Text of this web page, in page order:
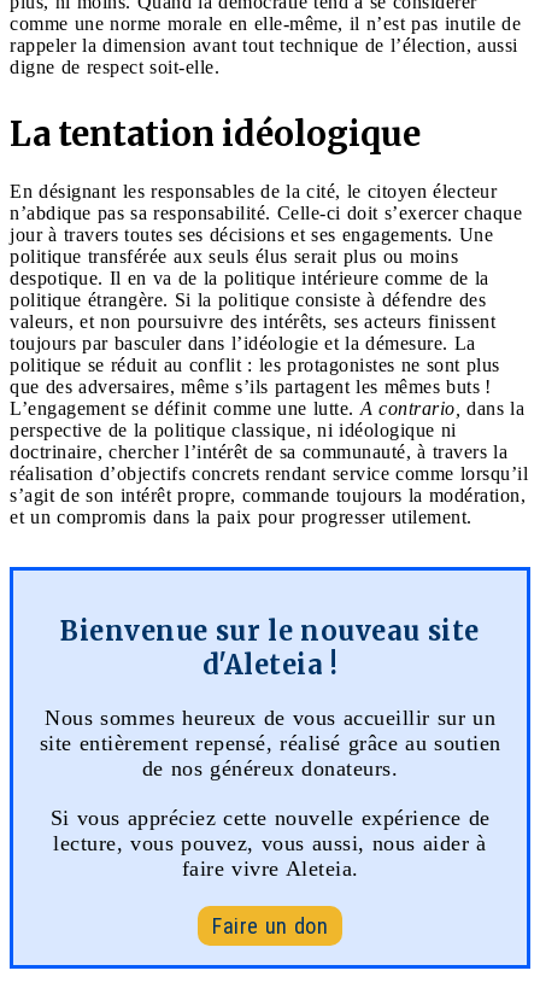
comme une norme morale en elle-même, il n’est pas inutile de
rappeler la dimension avant tout technique de l’élection, aussi
digne de respect soit-elle.
La tentation idéologique
En désignant les responsables de la cité, le citoyen électeur
n’abdique pas sa responsabilité. Celle-ci doit s’exercer chaque
jour à travers toutes ses décisions et ses engagements. Une
politique transférée aux seuls élus serait plus ou moins
despotique. Il en va de la politique intérieure comme de la
politique étrangère. Si la politique consiste à défendre des
valeurs, et non poursuivre des intérêts, ses acteurs finissent
toujours par basculer dans l’idéologie et la démesure. La
politique se réduit au conflit : les protagonistes ne sont plus
que des adversaires, même s’ils partagent les mêmes buts !
L’engagement se définit comme une lutte. A contrario, dans la
perspective de la politique classique, ni idéologique ni
doctrinaire, chercher l’intérêt de sa communauté, à travers la
réalisation d’objectifs concrets rendant service comme lorsqu’il
s’agit de son intérêt propre, commande toujours la modération,
et un compromis dans la paix pour progresser utilement.
Bienvenue sur le nouveau site
d'Aleteia !
Nous sommes heureux de vous accueillir sur un
site entièrement repensé, réalisé grâce au soutien
de nos généreux donateurs.
Si vous appréciez cette nouvelle expérience de
lecture, vous pouvez, vous aussi, nous aider à
faire vivre Aleteia.
Faire un don